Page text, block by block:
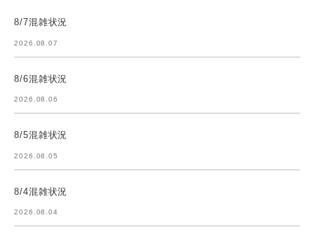
8/7混雑状況
2026.08.07
8/6混雑状況
2026.08.06
8/5混雑状況
2026.08.05
8/4混雑状況
2026.08.04